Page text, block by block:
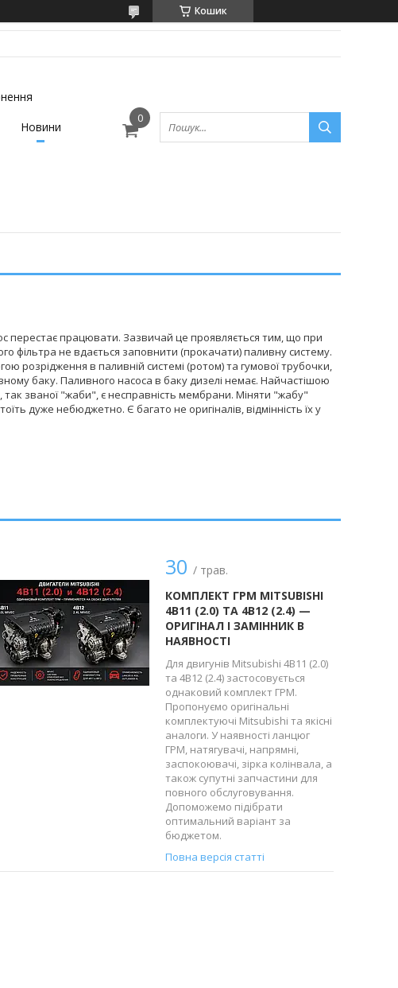
Кошик
Новини
перестає працювати. Зазвичай це проявляється тим, що при
фільтра не вдається заповнити (прокачати) паливну систему.
розрідження в паливній системі (ротом) та гумової трубочки,
баку. Паливного насоса в баку дизелі немає. Найчастішою
званої "жаби", є несправність мембрани. Міняти "жабу"
дуже небюджетно. Є багато не оригіналів, відмінність їх у
30/ трав.
КОМПЛЕКТ ГРМ MITSUBISHI
4B11 (2.0) ТА 4B12 (2.4) —
ОРИГІНАЛ І ЗАМІННИК В
НАЯВНОСТІ
Для двигунів Mitsubishi 4B11 (2.0)
та 4B12 (2.4) застосовується
однаковий комплект ГРМ.
Пропонуємо оригінальні
комплектуючі Mitsubishi та якісні
аналоги. У наявності ланцюг
ГРМ, натягувачі, напрямні,
заспокоювачі, зірка колінвала, а
також супутні запчастини для
повного обслуговування.
Допоможемо підібрати
оптимальний варіант за
бюджетом.
Повна версія статті